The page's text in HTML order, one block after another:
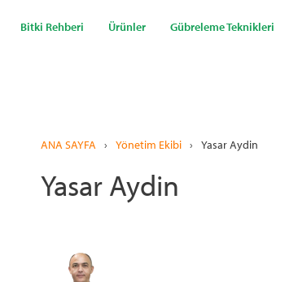
içeriğe
Bitki Rehberi Ürünler Gübreleme Teknikleri
ANA SAYFA › Yönetim Ekibi › Yasar Aydin
Yasar Aydin